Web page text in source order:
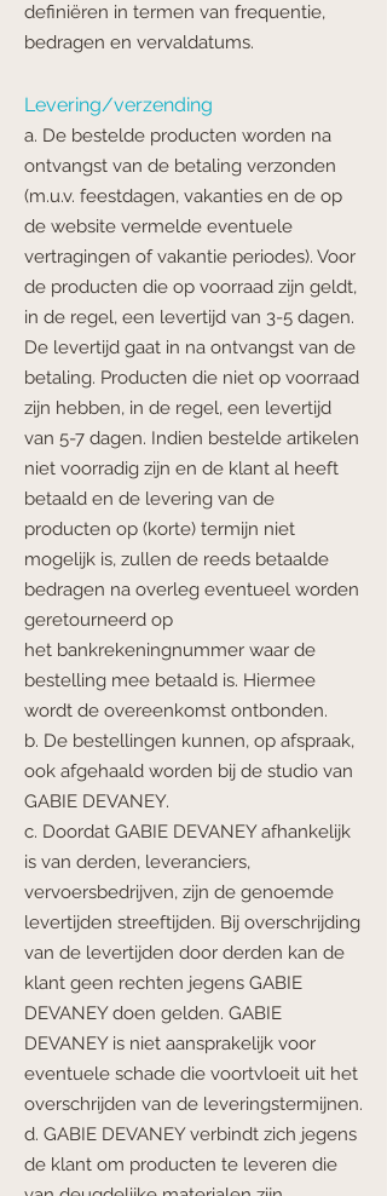
definiëren in termen van frequentie,
bedragen en vervaldatums.
Levering/verzending
a. De bestelde producten worden na
ontvangst van de betaling verzonden
(m.u.v. feestdagen, vakanties en de op
de website vermelde eventuele
vertragingen of vakantie periodes). Voor
de producten die op voorraad zijn geldt,
in de regel, een levertijd van 3-5 dagen.
De levertijd gaat in na ontvangst van de
betaling. Producten die niet op voorraad
zijn hebben, in de regel, een levertijd
van 5-7 dagen. Indien bestelde artikelen
niet voorradig zijn en de klant al heeft
betaald en de levering van de
producten op (korte) termijn niet
mogelijk is, zullen de reeds betaalde
bedragen na overleg eventueel worden
geretourneerd op
het bankrekeningnummer waar de
bestelling mee betaald is. Hiermee
wordt de overeenkomst ontbonden.
b. De bestellingen kunnen, op afspraak,
ook afgehaald worden bij de studio van
GABIE DEVANEY.
c. Doordat GABIE DEVANEY afhankelijk
is van derden, leveranciers,
vervoersbedrijven, zijn de genoemde
levertijden streeftijden. Bij overschrijding
van de levertijden door derden kan de
klant geen rechten jegens GABIE
DEVANEY doen gelden. GABIE
DEVANEY is niet aansprakelijk voor
eventuele schade die voortvloeit uit het
overschrijden van de leveringstermijnen.
d. GABIE DEVANEY verbindt zich jegens
de klant om producten te leveren die